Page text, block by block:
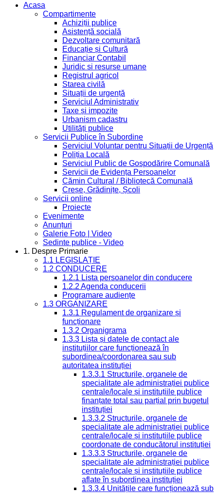
Acasa
Compartimente
Achiziții publice
Asistență socială
Dezvoltare comunitară
Educație și Cultură
Financiar Contabil
Juridic si resurse umane
Registrul agricol
Starea civilă
Situații de urgență
Serviciul Administrativ
Taxe și impozite
Urbanism cadastru
Utilități publice
Servicii Publice în Subordine
Serviciul Voluntar pentru Situații de Urgență
Poliția Locală
Serviciul Public de Gospodărire Comunală
Servicii de Evidența Persoanelor
Cămin Cultural / Bibliotecă Comunală
Creșe, Grădinițe, Școli
Servicii online
Proiecte
Evenimente
Anunțuri
Galerie Foto | Video
Sedinte publice - Video
1. Despre Primarie
1.1 LEGISLAȚIE
1.2 CONDUCERE
1.2.1 Lista persoanelor din conducere
1.2.2 Agenda conducerii
Programare audiențe
1.3 ORGANIZARE
1.3.1 Regulament de organizare și
funcționare
1.3.2 Organigrama
1.3.3 Lista și datele de contact ale
instituțiilor care funcționează în
subordinea/coordonarea sau sub
autoritatea instituției
1.3.3.1 Structurile, organele de
specialitate ale administrației publice
centrale/locale și instituțiile publice
finanțate total sau parțial prin bugetul
instituției
1.3.3.2 Structurile, organele de
specialitate ale administrației publice
centrale/locale și instituțiile publice
coordonate de conducătorul instituției
1.3.3.3 Structurile, organele de
specialitate ale administrației publice
centrale/locale și instituțiile publice
aflate în subordinea instituției
1.3.3.4 Unitățile care funcționează sub